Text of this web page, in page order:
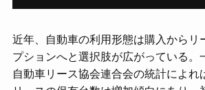
近年、自動車の利用形態は購入からリ
プションへと選択肢が広がっている。
自動車リース協会連合会の統計によれ